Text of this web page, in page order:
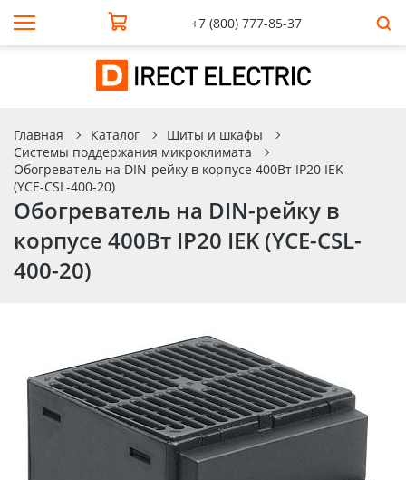
+7 (800) 777-85-37
Главная Каталог
Щиты и шкафы
Системы поддержания микроклимата
Обогреватель на DIN-рейку в корпусе 400Вт IP20 IEK
(YCE-CSL-400-20)
Обогреватель на DIN-рейку в
корпусе 400Вт IP20 IEK (YCE-CSL-
400-20)